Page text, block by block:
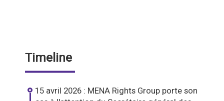
Timeline
15 avril 2026 : MENA Rights Group porte son